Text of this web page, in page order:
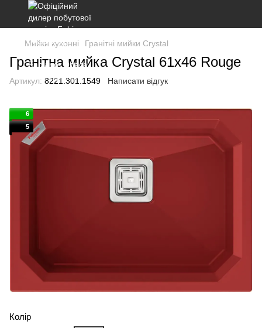
Мийки кухонні Гранітні мийки Crystal
Гранітна мийка Crystal 61x46 Rouge
Артикул: 8221.301.1549 Написати відгук
6
5
Колір